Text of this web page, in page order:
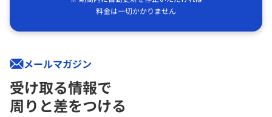
料金は一切かかりません
メールマガジン
受け取る情報で
周りと差をつける